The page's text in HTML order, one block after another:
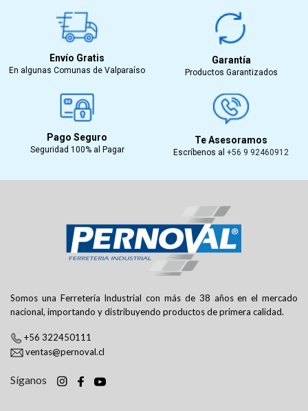
Envío Gratis
En algunas Comunas de Valparaíso
Garantía
Productos Garantizados
Pago Seguro
Seguridad 100% al Pagar
Te Asesoramos
Escríbenos al +56 9 92460912
Somos una Ferretería Industrial con más de 38 años en el mercado
nacional, importando y distribuyendo productos de primera calidad.
+56 322450111
ventas@pernoval.cl
Síganos